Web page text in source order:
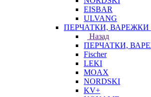
EISBAR
ULVANG
ПЕРЧАТКИ, ВАРЕЖКИ
Назад
ПЕРЧАТКИ,
Fischer
LEKI
MOAX
NORDSKI
KV+